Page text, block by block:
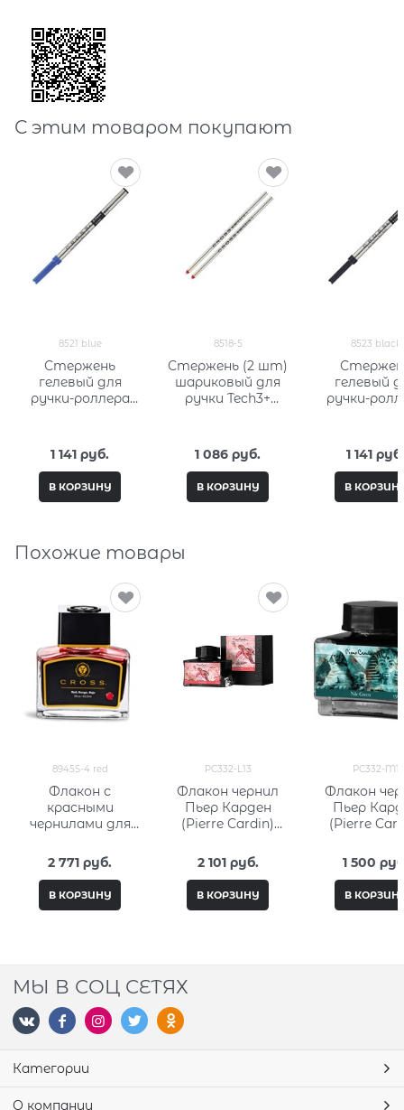
С этим товаром покупают
8521 blue
Стержень
гелевый для
ручки-роллера
blue
1 141 руб.
В КОРЗИНУ
8518-5
Стержень (2 шт)
шариковый для
ручки Tech3+
(Cross) 8518-5
1 086 руб.
В КОРЗИНУ
8523 black
гелевый
ручки-
black
1 141
В
Похожие товары
8945S-4 red
Флакон с
красными
чернилами для
(62, 5 мл) Кросс
(Cross) 8945S-4 red
2 771 руб.
В КОРЗИНУ
PC332-L13
Флакон чернил
Пьер Карден
(Pierre Cardin)
Fantasy PC332-L13
2 101 руб.
В КОРЗИНУ
PC332-M1
Флакон
Пьер
(Pierre
Fantasy
1 500
В
МЫ В СОЦ СЕТЯХ
Категории
О компании